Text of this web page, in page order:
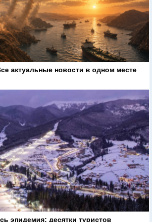
актуальные новости в одном месте
эпидемия: десятки туристов